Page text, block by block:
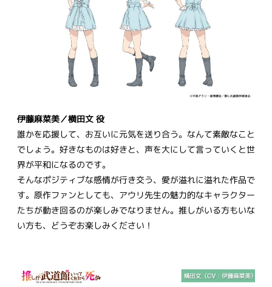
伊藤麻菜美／横田文 役
誰かを応援して、お互いに元気を送り合う。なんて素敵なこと
でしょう。好きなものは好きと、声を大にして言っていくと世
界が平和になるのです。
そんなポジティブな感情が行き交う、愛が溢れに溢れた作品で
す。原作ファンとしても、アウリ先生の魅力的なキャラクター
たちが動き回るのが楽しみでなりません。推しがいる方もいな
い方も、どうぞお楽しみください！